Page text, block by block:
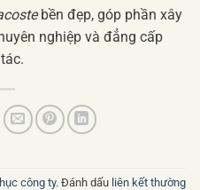
bền đẹp, góp phần xây
nghiệp và đẳng cấp
công ty. Đánh dấu liên kết thường